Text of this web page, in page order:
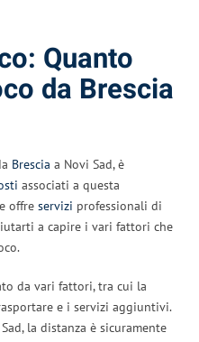
Quanto
da Brescia
Brescia a Novi Sad, è
associati a questa
offre servizi professionali di
a capire i vari fattori che
da vari fattori, tra cui la
e i servizi aggiuntivi.
la distanza è sicuramente